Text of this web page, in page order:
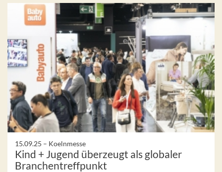
15.09.25 – Koelnmesse
Kind + Jugend überzeugt als globaler
Branchentreffpunkt